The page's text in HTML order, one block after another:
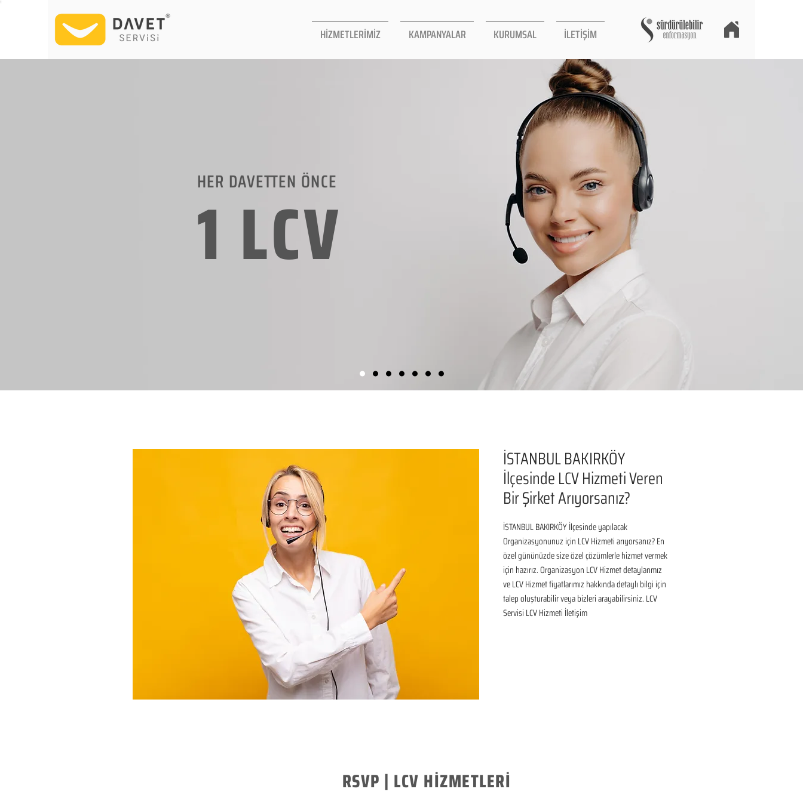
HİZMETLERİMİZ KAMPANYALAR KURUMSAL İLETİŞİM
HER DAVETTEN ÖNCE
1 LCV
İSTANBUL BAKIRKÖY
İlçesinde LCV Hizmeti Veren
Bir Şirket Arıyorsanız?
İSTANBUL BAKIRKÖY İlçesinde yapılacak
Organizasyonunuz için LCV Hizmeti arıyorsanız? En
özel gününüzde size özel çözümlerle hizmet vermek
için hazırız. Organizasyon LCV Hizmet detaylarımız
ve LCV Hizmet fiyatlarımız hakkında detaylı bilgi için
talep oluşturabilir veya bizleri arayabilirsiniz. LCV
Servisi LCV Hizmeti İletişim
RSVP | LCV HİZMETLERİ